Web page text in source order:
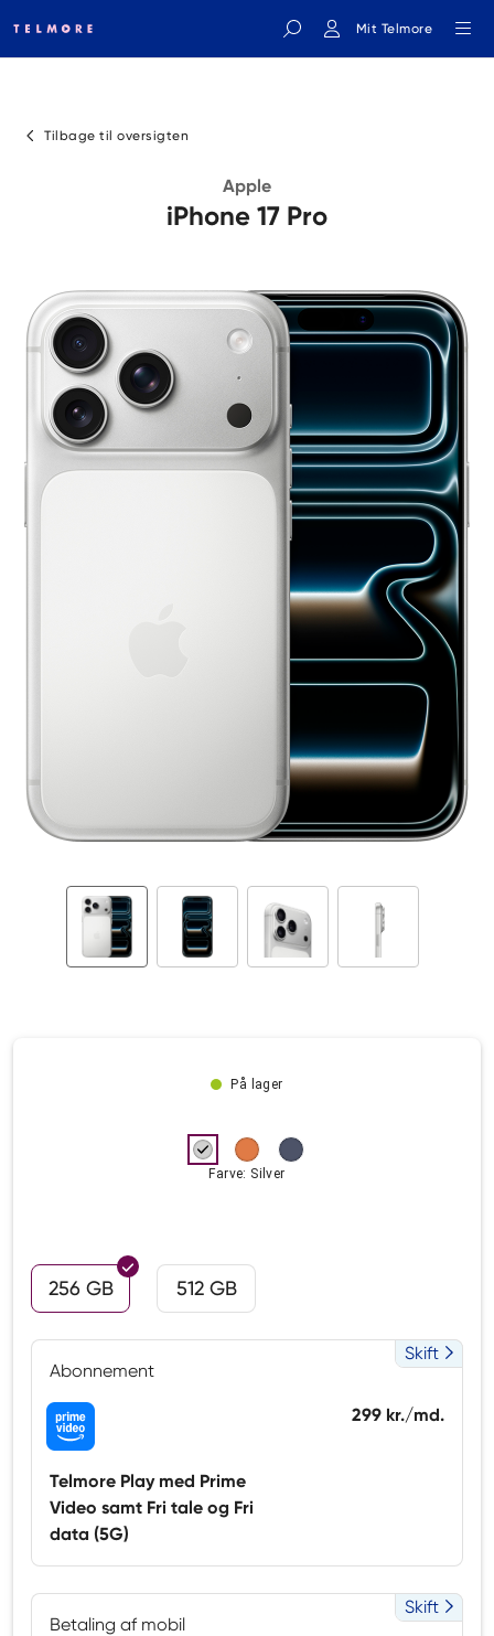
Mit Telmore
Tilbage til oversigten
Apple
iPhone 17 Pro
På lager
Farve: Silver
256 GB 512 GB
Abonnement
Skift
Telmore Play med Prime
Video samt Fri tale og Fri
data (5G)
299 kr./md.
Betaling af mobil
Skift